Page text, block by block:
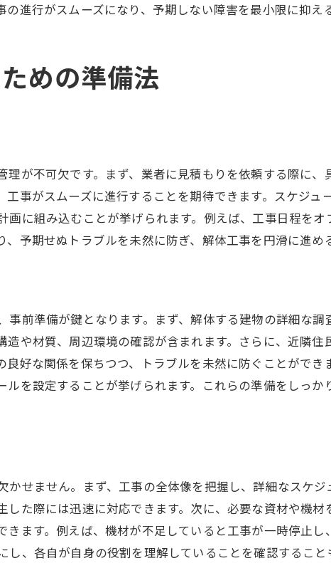
解体工事のトラブル予防策を徹底
解体工事の成功を左右する準備法
解体工事で失敗を避ける準備の秘訣
解体工事をスムーズに進めるコツ
準備工事で解体作業の障害を取り除く
解体工事の効率を上げる準備の秘訣
進行がスムーズになり、予期しない障害を最小限に抑え
めの準備法
が不可欠です。まず、業者に見積もりを依頼する際に
事がスムーズに進行することを期待できます。スケジ
に組み込むことが挙げられます。例えば、工事日程を
予期せぬトラブルを未然に防ぎ、解体工事を円滑に進め
前準備が鍵となります。まず、解体する建物の詳細な
や材質、周辺環境の確認が含まれます。さらに、近隣
好な関係を保ちつつ、トラブルを未然に防ぐことがで
を設定することが挙げられます。これらの準備をしっ
せません。まず、工事の全体像を把握し、詳細なスケ
した際には迅速に対応できます。次に、必要な資材や機
ます。例えば、機材が不足していると工事が一時停止
し、各自が自身の役割を理解していることを確認するこ